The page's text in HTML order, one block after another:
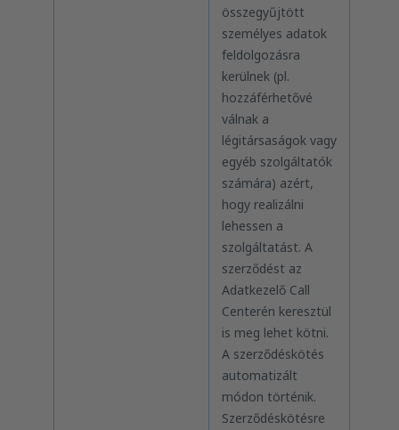
összegyűjtött
személyes adatok
feldolgozásra
kerülnek (pl.
hozzáférhetővé
válnak a
légitársaságok vagy
egyéb szolgáltatók
számára) azért,
hogy realizálni
lehessen a
szolgáltatást. A
szerződést az
Adatkezelő Call
Centerén keresztül
is meg lehet kötni.
A szerződéskötés
automatizált
módon történik.
Szerződéskötésre